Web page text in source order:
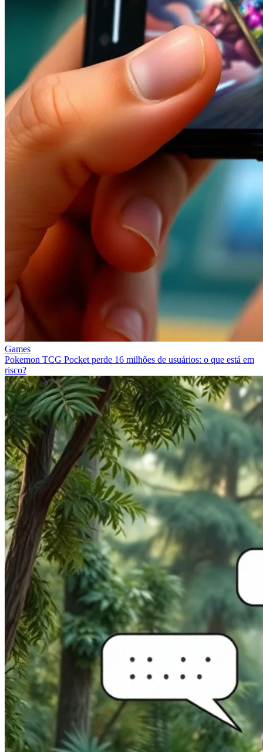
Games
Pokemon TCG Pocket perde 16 milhões de usuários: o que está em
risco?